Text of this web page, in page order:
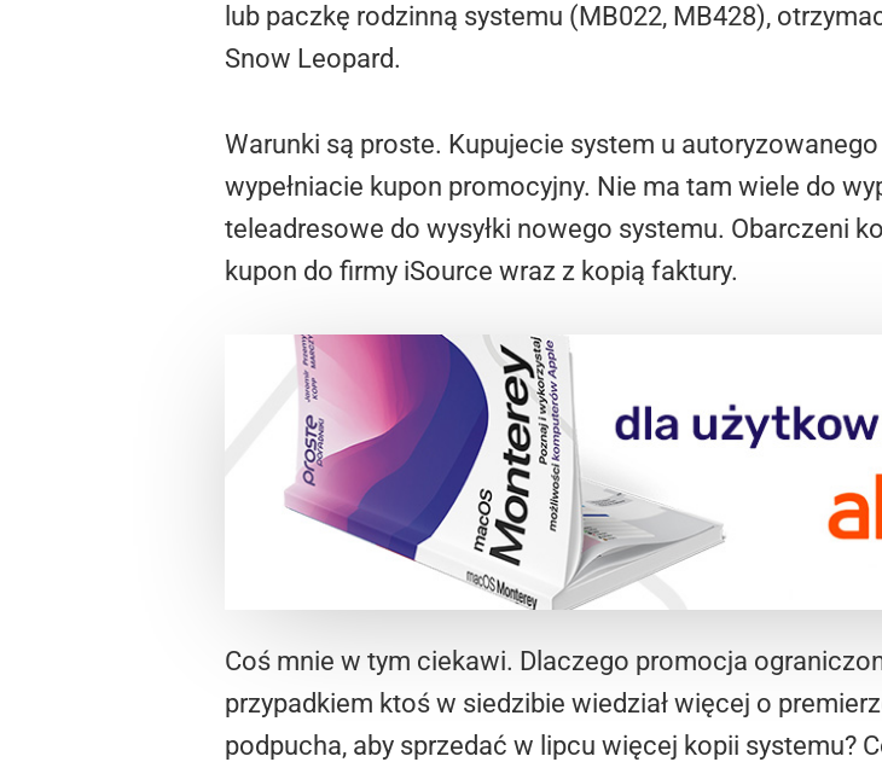
lub paczkę rodzinną systemu (MB022, MB428),
Snow Leopard.
Warunki są proste. Kupujecie system u
wypełniacie kupon promocyjny. Nie ma tam wiele do
teleadresowe do wysyłki nowego systemu. Obarczeni
kupon do firmy iSource wraz z kopią faktury.
Coś mnie w tym ciekawi. Dlaczego promocja
przypadkiem ktoś w siedzibie wiedział więcej o
podpucha, aby sprzedać w lipcu więcej kopii systemu?